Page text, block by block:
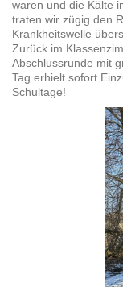
waren und die Kälte
traten wir zügig den
Krankheitswelle
Zurück im
Abschlussrunde mit
Tag erhielt sofort
Schultage!